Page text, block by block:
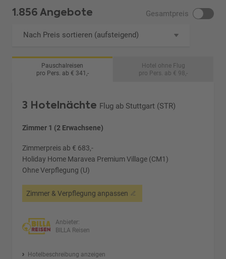
1.856 Angebote Gesamtpreis
Nach Preis sortieren (aufsteigend)
Pauschalreisen
pro Pers. ab € 341,-
Hotel ohne Flug
pro Pers. ab € 98,-
3 Hotelnächte Flug ab Stuttgart (STR)
Zimmer 1 (2 Erwachsene)
Zimmerpreis ab € 683,-
Holiday Home Maravea Premium Village (CM1)
Ohne Verpflegung (U)
Zimmer & Verpflegung anpassen
Anbieter:
BILLA Reisen
Hotelbeschreibung anzeigen